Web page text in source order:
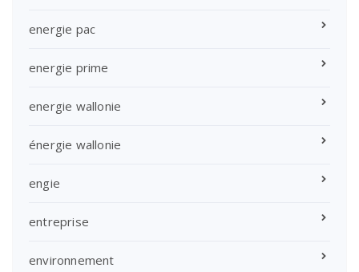
energie pac
energie prime
energie wallonie
énergie wallonie
engie
entreprise
environnement